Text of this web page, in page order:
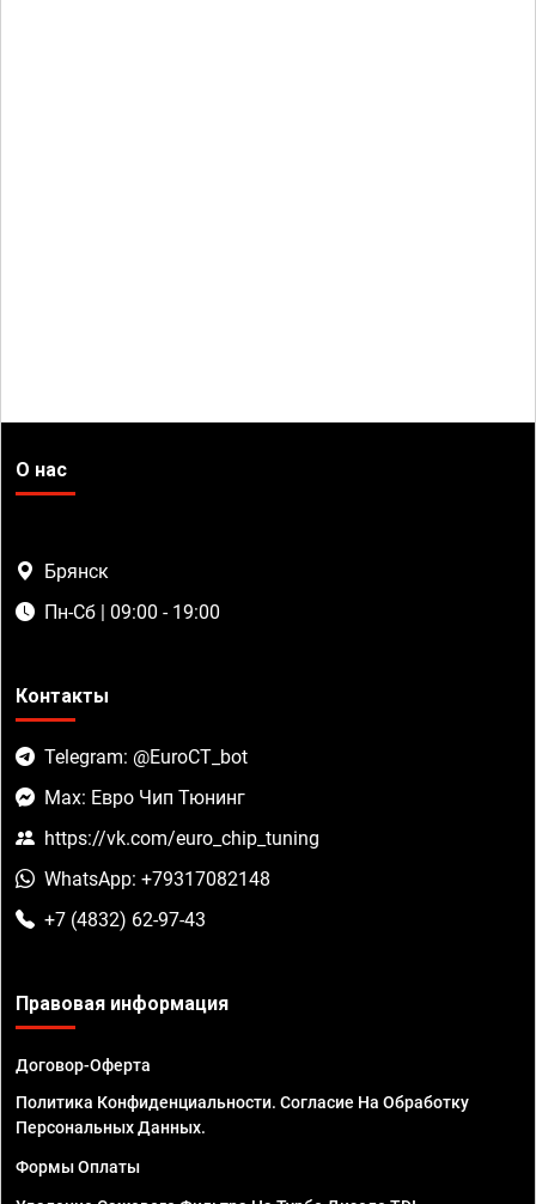
О нас
Брянск
Пн-Сб | 09:00 - 19:00
Контакты
Telegram: @EuroCT_bot
Max: Евро Чип Тюнинг
https://vk.com/euro_chip_tuning
WhatsApp: +79317082148
+7 (4832) 62-97-43
Правовая информация
Договор-Оферта
Политика Конфиденциальности. Согласие На Обработку
Персональных Данных.
Формы Оплаты